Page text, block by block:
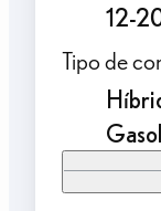
12-
Tipo de